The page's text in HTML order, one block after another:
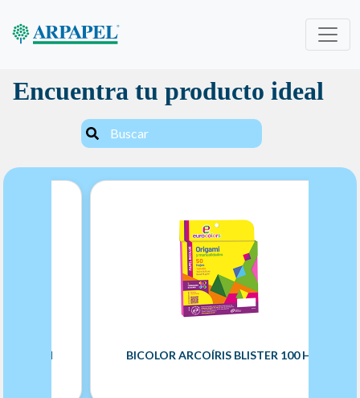
Encuentra tu producto ideal
BICOLOR ARCOÍRIS BLISTER 100 H